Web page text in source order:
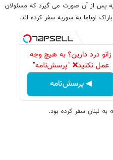
پس از آن صورت می گیرد که مسئولان
باراک اوباما به سوریه سفر کرده اند.
زانو درد دارین؟ به هیچ وجه
عمل نکنید❌ "پرسش‌نامه"
◀ پرسش‌نامه
لبنان سفر کرده بود.